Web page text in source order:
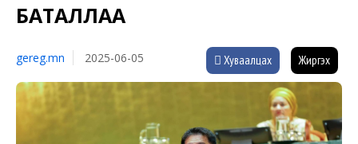
БАТАЛЛАА
gereg.mn 2025-06-05 Хуваалцах Жиргэх